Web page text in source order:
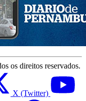
os direitos reservados.
X (Twitter)